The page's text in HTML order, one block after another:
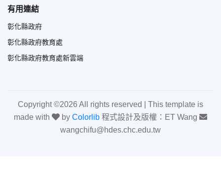
有用連結
彰化縣政府
彰化縣政府教育處
彰化縣政府教育處新雲端
Copyright ©2026 All rights reserved | This template is
made with
by Colorlib 程式設計及版權：ET Wang
wangchifu@hdes.chc.edu.tw